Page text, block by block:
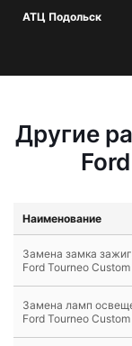
АТЦ Подольск
Другие
Наименование
Замена замка
Ford Tourneo Custom
Замена ламп
Ford Tourneo Custom